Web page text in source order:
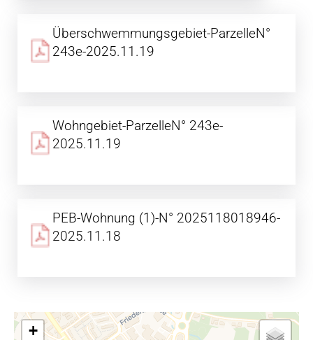
Überschwemmungsgebiet-ParzelleN°
243e-2025.11.19
Wohngebiet-ParzelleN° 243e-
2025.11.19
PEB-Wohnung (1)-N° 2025118018946-
2025.11.18
+